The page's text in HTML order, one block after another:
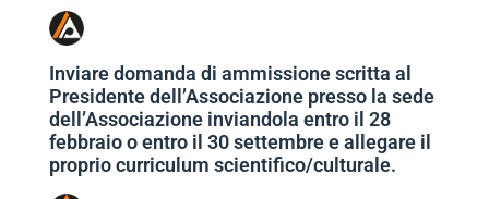
Inviare domanda di ammissione scritta al
Presidente dell’Associazione presso la sede
dell’Associazione inviandola entro il 28
febbraio o entro il 30 settembre e allegare il
proprio curriculum scientifico/culturale.